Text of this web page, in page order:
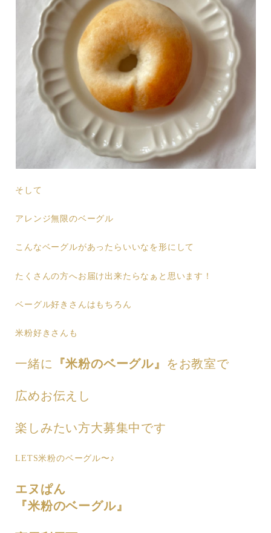
そして
アレンジ無限のベーグル
こんなベーグルがあったらいいなを形にして
たくさんの方へお届け出来たらなぁと思います！
ベーグル好きさんはもちろん
米粉好きさんも
一緒に 『米粉のベーグル』 をお教室で
広めお伝えし
楽しみたい方大募集中です
LETS米粉のベーグル〜♪
エヌぱん
『米粉のベーグル』